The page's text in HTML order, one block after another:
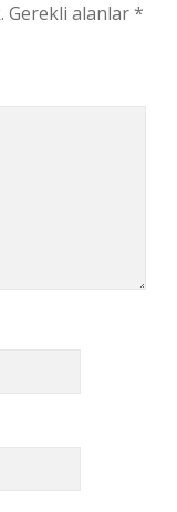
Gerekli alanlar*